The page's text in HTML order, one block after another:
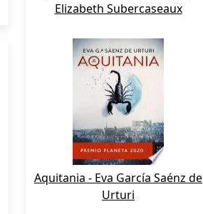
Elizabeth Subercaseaux
Aquitania - Eva García Saénz de
Urturi